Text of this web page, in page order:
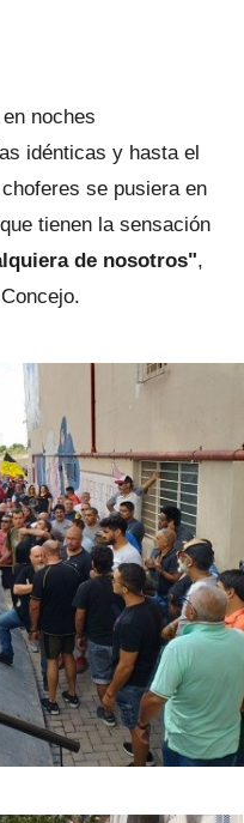
noches
idénticas y hasta el
se pusiera en
tienen la sensación
de nosotros",